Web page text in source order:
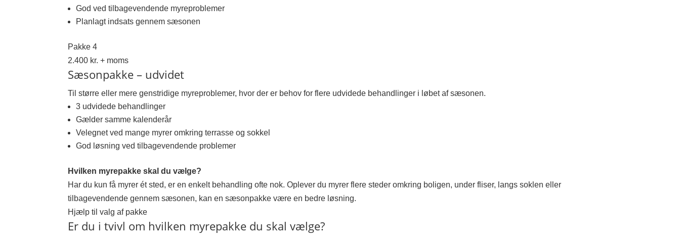
God ved tilbagevendende myreproblemer
Planlagt indsats gennem sæsonen
Pakke 4
2.400 kr. + moms
Sæsonpakke – udvidet
Til større eller mere genstridige myreproblemer, hvor der er behov for flere udvidede behandlinger i løbet af sæsonen.
3 udvidede behandlinger
Gælder samme kalenderår
Velegnet ved mange myrer omkring terrasse og sokkel
God løsning ved tilbagevendende problemer
Hvilken myrepakke skal du vælge?
Har du kun få myrer ét sted, er en enkelt behandling ofte nok. Oplever du myrer flere steder omkring boligen, under fliser, langs soklen eller
tilbagevendende gennem sæsonen, kan en sæsonpakke være en bedre løsning.
Hjælp til valg af pakke
Er du i tvivl om hvilken myrepakke du skal vælge?